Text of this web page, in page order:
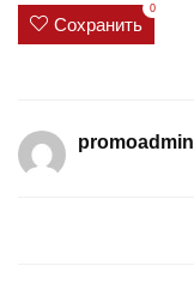
Сохранить
0
promoadmin